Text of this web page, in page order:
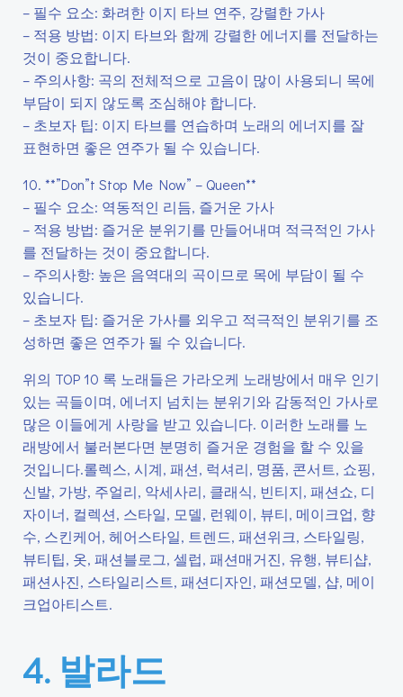
– 필수 요소: 화려한 이지 타브 연주, 강렬한 가사
– 적용 방법: 이지 타브와 함께 강렬한 에너지를 전달하는
것이 중요합니다.
– 주의사항: 곡의 전체적으로 고음이 많이 사용되니 목에
부담이 되지 않도록 조심해야 합니다.
– 초보자 팁: 이지 타브를 연습하며 노래의 에너지를 잘
표현하면 좋은 연주가 될 수 있습니다.
10. **”Don”t Stop Me Now” – Queen**
– 필수 요소: 역동적인 리듬, 즐거운 가사
– 적용 방법: 즐거운 분위기를 만들어내며 적극적인 가사
를 전달하는 것이 중요합니다.
– 주의사항: 높은 음역대의 곡이므로 목에 부담이 될 수
있습니다.
– 초보자 팁: 즐거운 가사를 외우고 적극적인 분위기를 조
성하면 좋은 연주가 될 수 있습니다.
위의 TOP 10 록 노래들은 가라오케 노래방에서 매우 인기
있는 곡들이며, 에너지 넘치는 분위기와 감동적인 가사로
많은 이들에게 사랑을 받고 있습니다. 이러한 노래를 노
래방에서 불러본다면 분명히 즐거운 경험을 할 수 있을
것입니다.롤렉스, 시계, 패션, 럭셔리, 명품, 콘서트, 쇼핑,
신발, 가방, 주얼리, 악세사리, 클래식, 빈티지, 패션쇼, 디
자이너, 컬렉션, 스타일, 모델, 런웨이, 뷰티, 메이크업, 향
수, 스킨케어, 헤어스타일, 트렌드, 패션위크, 스타일링,
뷰티팁, 옷, 패션블로그, 셀럽, 패션매거진, 유행, 뷰티샵,
패션사진, 스타일리스트, 패션디자인, 패션모델, 샵, 메이
크업아티스트.
4. 발라드